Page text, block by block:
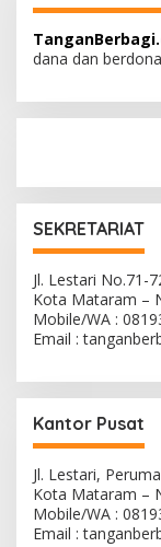
dana dan
SEKRETARIAT
Jl. Lestari No.71-
Kota Mataram –
Mobile/WA :
Email :
Kantor Pusat
Jl. Lestari,
Kota Mataram –
Mobile/WA :
Email :